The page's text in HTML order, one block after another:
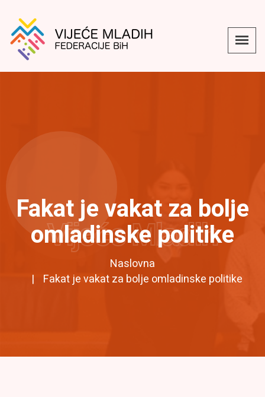
Fakat je vakat za bolje
omladinske politike
Naslovna
Fakat je vakat za bolje omladinske politike
Vijeće Mladih